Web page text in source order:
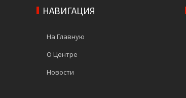
НАВИГАЦИЯ
На Главную
О Центре
Новости